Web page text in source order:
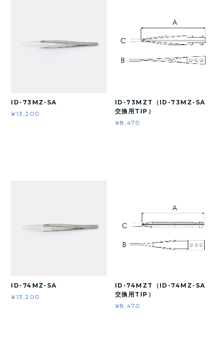
ID-73MZ-SA
¥13,200
ID-73MZT（ID-73MZ-SA
交換用TIP）
¥8,470
ID-74MZ-SA
¥13,200
ID-74MZT（ID-74MZ-SA
交換用TIP）
¥8,470